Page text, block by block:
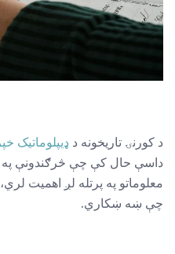
د کورنۍ تاریخونه د ډیپلوماتیک
داسې حال کې چې څرګندونې په
معلوماتو په پرتله لږ اهمیت
چې ښه ښکاري.